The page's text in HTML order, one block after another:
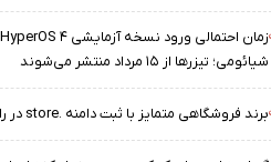
زمان احتمالی ورود نسخه آزمایشی HyperOS ۴
شیائومی؛ تیزرها از ۱۵ مرداد منتشر می‌شوند
برند فروشگاهی متمایز با ثبت دامنه .store در رادکام